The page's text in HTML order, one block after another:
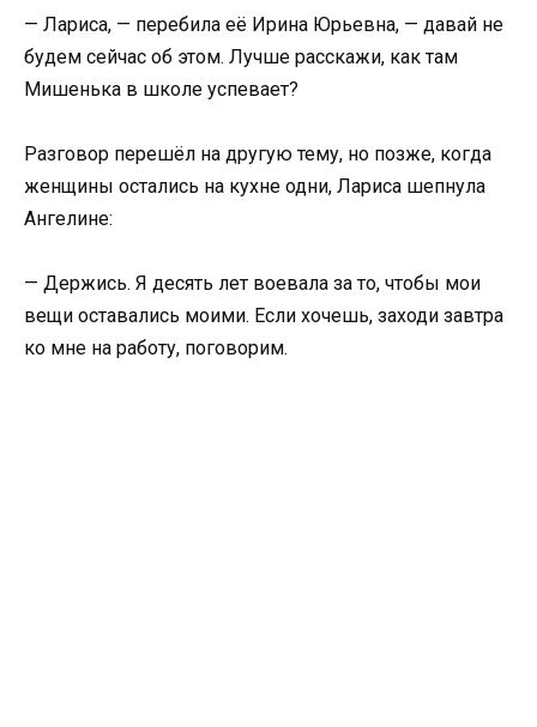
— Лариса, — перебила её Ирина Юрьевна, — давай не
будем сейчас об этом. Лучше расскажи, как там
Мишенька в школе успевает?
Разговор перешёл на другую тему, но позже, когда
женщины остались на кухне одни, Лариса шепнула
Ангелине:
— Держись. Я десять лет воевала за то, чтобы мои
вещи оставались моими. Если хочешь, заходи завтра
ко мне на работу, поговорим.